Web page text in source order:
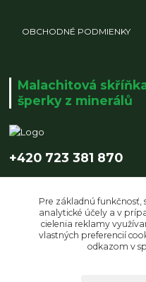
OBCHODNÉ PODMIENKY
Malachitová
šperky z minerálů
+420 723 381 870
Pre základnú
analytické účely a v
cielenia reklamy
vlastných preferencií
odkazom v